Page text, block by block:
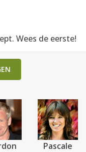
Wees de eerste!
Pascale